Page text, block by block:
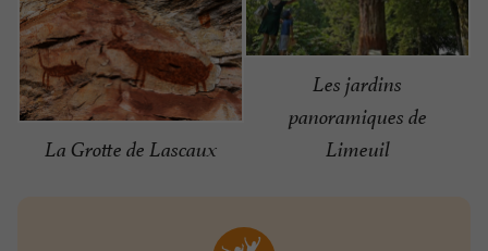
La Grotte de Lascaux
Les jardins
panoramiques de
Limeuil